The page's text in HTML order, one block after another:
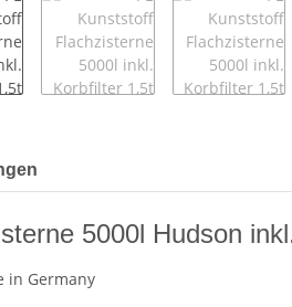
5000l Hudson
in Germany